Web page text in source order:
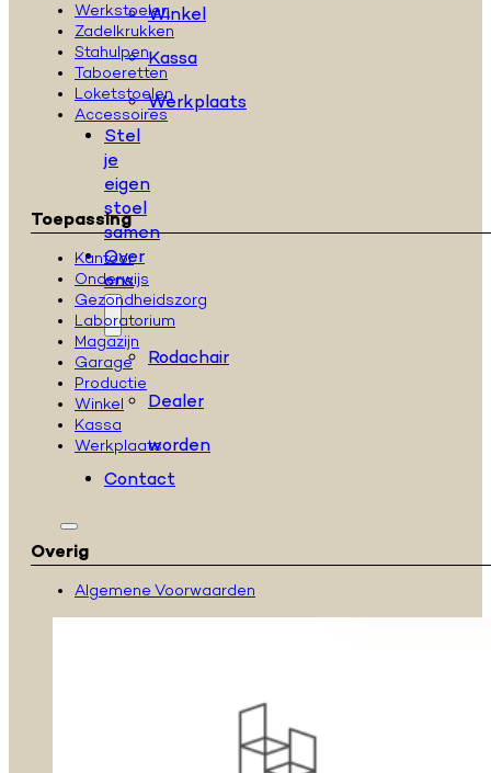
Winkel
Kassa
Werkplaats
Stel
je
eigen
stoel
samen
Over
ons
Rodachair
Dealer
worden
Contact
Werkstoelen
Zadelkrukken
Stahulpen
Taboeretten
Loketstoelen
Accessoires
Toepassing
Kantoor
Onderwijs
Gezondheidszorg
Laboratorium
Magazijn
Garage
Productie
Winkel
Kassa
Werkplaats
Overig
Algemene Voorwaarden